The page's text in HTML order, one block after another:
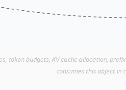
token budgets, KV cache allocation,
consumes this object in